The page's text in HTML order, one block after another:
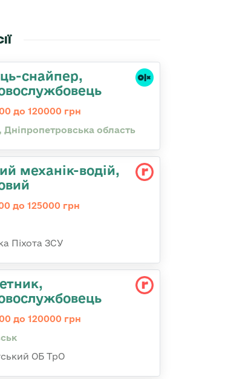
снайпер,
до 120000 грн
Дніпропетровська область
механік-водій,
до 125000 грн
Піхота ЗСУ
до 120000 грн
ОБ ТрО